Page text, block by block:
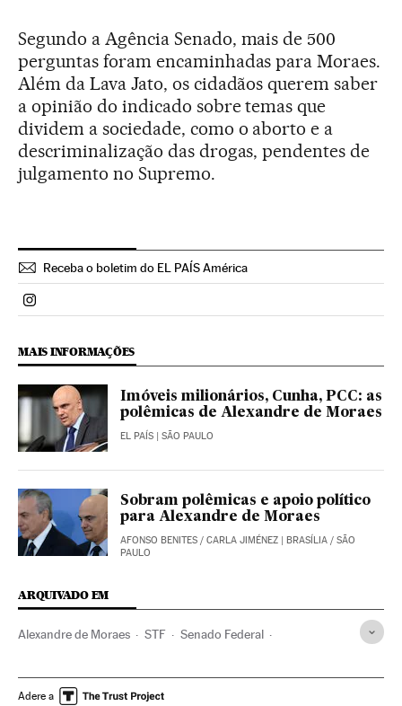
Segundo a Agência Senado, mais de 500
perguntas foram encaminhadas para Moraes.
Além da Lava Jato, os cidadãos querem saber
a opinião do indicado sobre temas que
dividem a sociedade, como o aborto e a
descriminalização das drogas, pendentes de
julgamento no Supremo.
Receba o boletim do EL PAÍS América
Politica El País Brasil en Instagram
MAIS INFORMAÇÕES
Imóveis milionários, Cunha, PCC: as
polêmicas de Alexandre de Moraes
EL PAÍS | SÃO PAULO
Sobram polêmicas e apoio político
para Alexandre de Moraes
AFONSO BENITES / CARLA JIMÉNEZ | BRASÍLIA / SÃO
PAULO
ARQUIVADO EM
Alexandre de Moraes STF Senado Federal
Presidente Brasil Congresso Nacional
Adere a